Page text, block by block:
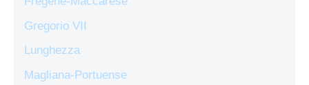
Gregorio VII
Lunghezza
Magliana-Portuense